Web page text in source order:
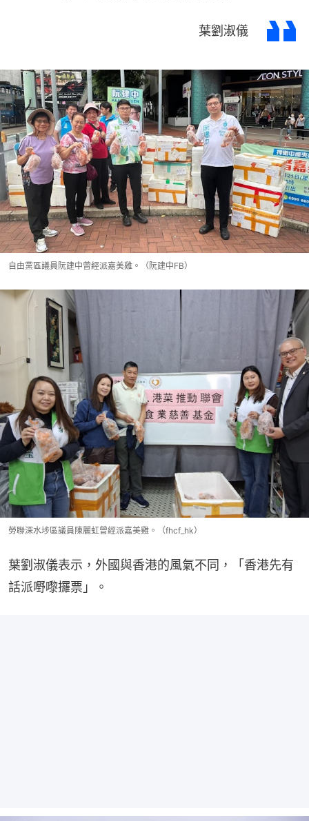
葉劉淑儀
自由黨區議員阮建中曾經派嘉美雞。（阮建中FB）
勞聯深水埗區議員陳麗虹曾經派嘉美雞。（fhcf_hk）
葉劉淑儀表示，外國與香港的風氣不同，「香港先有
話派嘢嚟攞票」。